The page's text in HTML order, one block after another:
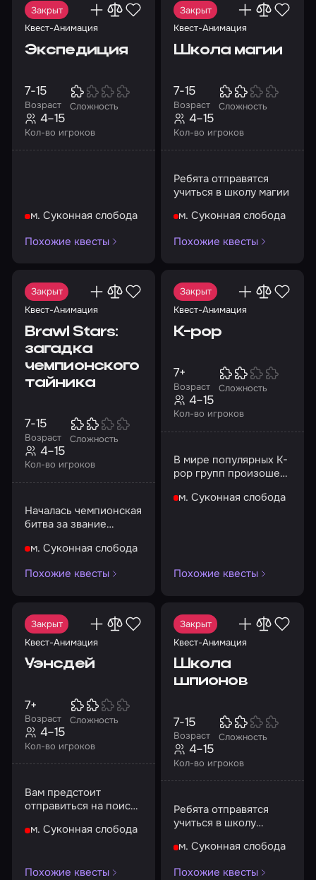
Закрыт
Квест-Анимация
Экспедиция
Возраст
7-15
Сложность
Кол-во игроков
4–15
м. Суконная слобода
Похожие квесты
Закрыт
Квест-Анимация
Школа магии
Возраст
7-15
Сложность
Кол-во игроков
4–15
Ребята отправятся
учиться в школу магии
м. Суконная слобода
Похожие квесты
Закрыт
Квест-Анимация
Brawl Stars:
загадка
чемпионского
тайника
Возраст
7-15
Сложность
Кол-во игроков
4–15
Началась чемпионская
битва за звание
м. Суконная слобода
Похожие квесты
Закрыт
Квест-Анимация
K-pop
Возраст
7+
Сложность
Кол-во игроков
4–15
В мире популярных K-
pop групп произошел
м. Суконная слобода
Похожие квесты
Закрыт
Квест-Анимация
Уэнсдей
Возраст
7+
Сложность
Кол-во игроков
4–15
Вам предстоит
отправиться на поиски
раскрыть тайну их
м. Суконная слобода
Похожие квесты
Закрыт
Квест-Анимация
Школа
шпионов
Возраст
7-15
Сложность
Кол-во игроков
4–15
Ребята отправятся
учиться в школу
м. Суконная слобода
Похожие квесты